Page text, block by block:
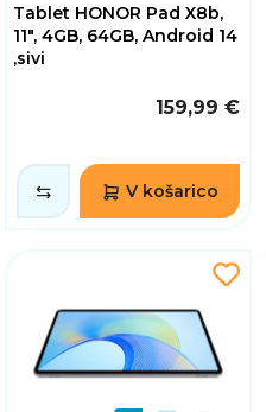
Tablet HONOR Pad X8b,
11", 4GB, 64GB, Android 14
,sivi
159,99 €
V košarico